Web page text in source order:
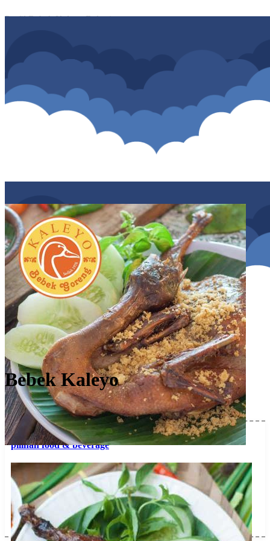
Profil Bebek Kaleyo Bekasi
Bebek Kaleyo
Free Account
Menu lihat
pilihan food & beverage